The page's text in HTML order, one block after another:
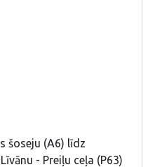
šoseju (A6) līdz
- Preiļu ceļa (P63)